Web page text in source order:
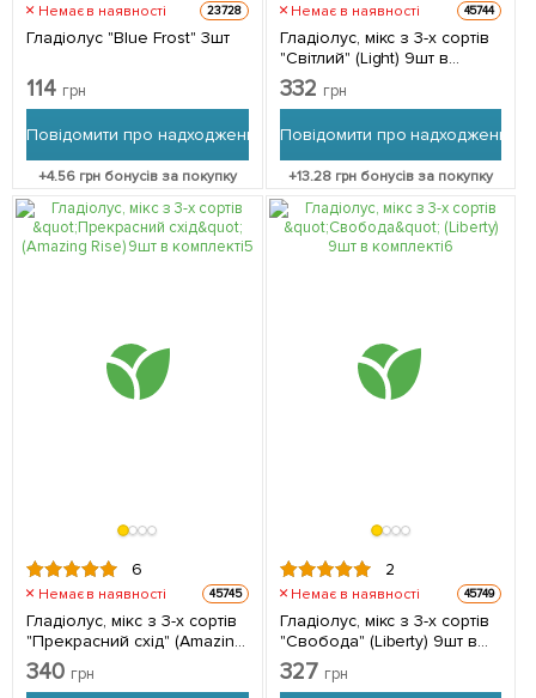
Немає в наявності 23728
Гладіолус "Blue Frost" 3шт
114 грн
Повідомити про надходження
+4.56 грн бонусів за покупку
Немає в наявності 45744
Гладіолус, мікс з 3-х сортів
"Світлий" (Light) 9шт в
комплекті
332 грн
Повідомити про надходження
+13.28 грн бонусів за покупку
6
Немає в наявності 45745
Гладіолус, мікс з 3-х сортів
"Прекрасний схід" (Amazing
Rise) 9шт в комплекті
340 грн
2
Немає в наявності 45749
Гладіолус, мікс з 3-х сортів
"Свобода" (Liberty) 9шт в
комплекті
327 грн